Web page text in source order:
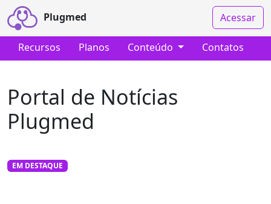
Plugmed Acessar
Recursos Planos Conteúdo Contatos
Portal de Notícias
Plugmed
EM DESTAQUE